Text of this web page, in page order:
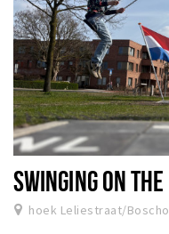
SWINGING ON
hoek Leliestraat/